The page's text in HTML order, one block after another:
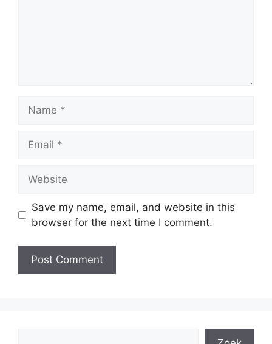
Save my name, email, and website in this
browser for the next time I comment.